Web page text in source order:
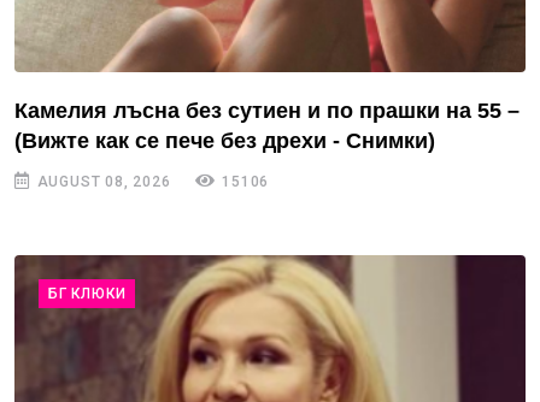
Камелия лъсна без сутиен и по прашки на 55 –
(Вижте как се пече без дрехи - Снимки)
AUGUST 08, 2026 15106
БГ КЛЮКИ